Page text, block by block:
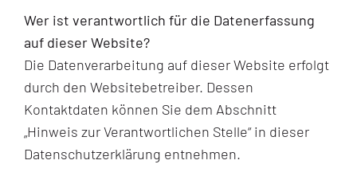
SUCHE
NACH:
Wer ist verantwortlich für die Datenerfassung
auf dieser Website?
Die Datenverarbeitung auf dieser Website erfolgt
durch den Websitebetreiber. Dessen
Kontaktdaten können Sie dem Abschnitt
„Hinweis zur Verantwortlichen Stelle“ in dieser
Datenschutzerklärung entnehmen.